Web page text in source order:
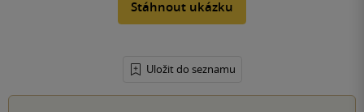
Stáhnout ukázku
Uložit do seznamu